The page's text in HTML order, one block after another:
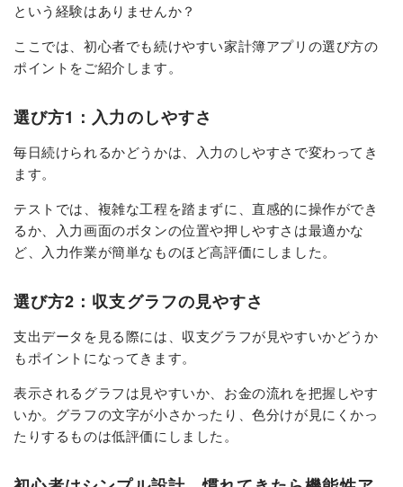
という経験はありませんか？
ここでは、初心者でも続けやすい家計簿アプリの選び方の
ポイントをご紹介します。
選び方1：入力のしやすさ
毎日続けられるかどうかは、入力のしやすさで変わってき
ます。
テストでは、複雑な工程を踏まずに、直感的に操作ができ
るか、入力画面のボタンの位置や押しやすさは最適かな
ど、入力作業が簡単なものほど高評価にしました。
選び方2：収支グラフの見やすさ
支出データを見る際には、収支グラフが見やすいかどうか
もポイントになってきます。
表示されるグラフは見やすいか、お金の流れを把握しやす
いか。グラフの文字が小さかったり、色分けが見にくかっ
たりするものは低評価にしました。